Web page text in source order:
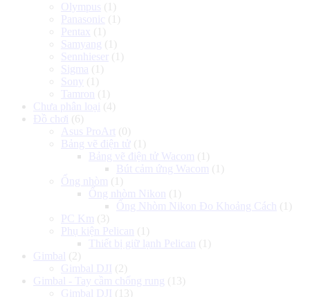
Olympus (1)
Panasonic (1)
Pentax (1)
Samyang (1)
Sennhieser
(1)
Sigma (1)
Sony (1)
Tamron
(1)
Chưa phân loại (4)
Đồ chơi (6)
Asus ProArt (0)
Bảng vẽ điện tử (1)
Bảng vẽ điện tử Wacom (1)
Bút cảm ứng Wacom (1)
Ống nhòm (1)
Ống nhòm Nikon
(1)
Ống Nhòm Nikon Đo Khoảng Cách
(1)
PC Km (3)
Phụ kiện Pelican
(1)
Thiết bị giữ lạnh Pelican
(1)
Gimbal (2)
Gimbal DJI (2)
Gimbal - Tay cầm chống rung (13)
Gimbal DJI (13)